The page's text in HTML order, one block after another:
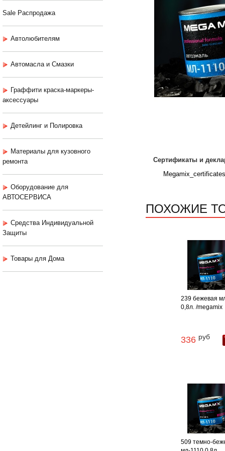
Sale Распродажа
Автолюбителям
Автомасла и Смазки
Граффити краска-маркеры-
аксессуары
Детейлинг и Полировка
Материалы для кузовного
ремонта
Оборудование для
АВТОСЕРВИСА
Средства Индивидуальной
Защиты
Товары для Дома
Сертификаты и
ПОХОЖИЕ
239 бежевая
0,8л. /megamix
336 руб
509 темно-